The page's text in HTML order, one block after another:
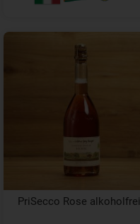
PriSecco Rose alkoholfrei